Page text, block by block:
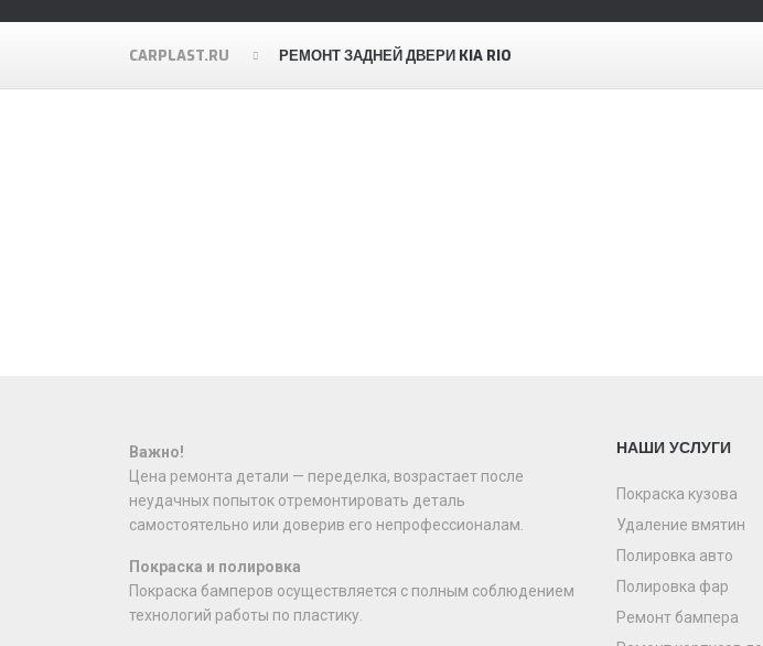
CARPLAST.RU РЕМОНТ ЗАДНЕЙ ДВЕРИ KIA RIO
Важно!
Цена ремонта детали — переделка, возрастает после
неудачных попыток отремонтировать деталь
самостоятельно или доверив его непрофессионалам.
Покраска и полировка
Покраска бамперов осуществляется с полным соблюдением
технологий работы по пластику.
НАШИ УСЛУГИ
Покраска кузова
Удаление вмятин
Полировка авто
Полировка фар
Ремонт бампера